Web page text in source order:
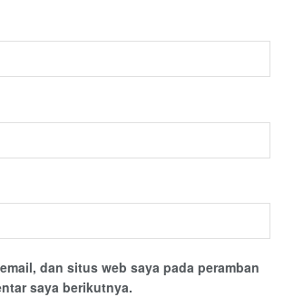
dan situs web saya pada peramban
saya berikutnya.